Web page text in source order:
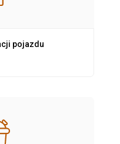
pojazdu